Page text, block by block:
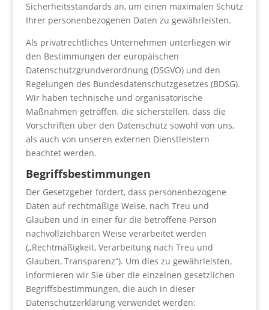
Sicherheitsstandards an, um einen maximalen Schutz
Ihrer personenbezogenen Daten zu gewährleisten.
Als privatrechtliches Unternehmen unterliegen wir
den Bestimmungen der europäischen
Datenschutzgrundverordnung (DSGVO) und den
Regelungen des Bundesdatenschutzgesetzes (BDSG).
Wir haben technische und organisatorische
Maßnahmen getroffen, die sicherstellen, dass die
Vorschriften über den Datenschutz sowohl von uns,
als auch von unseren externen Dienstleistern
beachtet werden.
Begriffsbestim­mungen
Der Gesetzgeber fordert, dass personenbezogene
Daten auf rechtmäßige Weise, nach Treu und
Glauben und in einer für die betroffene Person
nachvollziehbaren Weise verarbeitet werden
(„Rechtmäßigkeit, Verarbeitung nach Treu und
Glauben, Transparenz“). Um dies zu gewährleisten,
informieren wir Sie über die einzelnen gesetzlichen
Begriffsbestimmungen, die auch in dieser
Datenschutzerklärung verwendet werden: